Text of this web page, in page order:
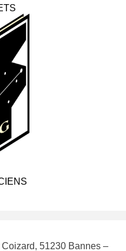
Coizard, 51230 Bannes –